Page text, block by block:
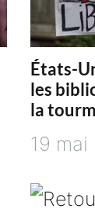
États-
les
la
19